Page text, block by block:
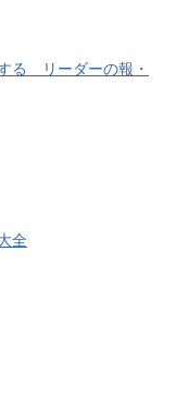
る リーダーの報・
全